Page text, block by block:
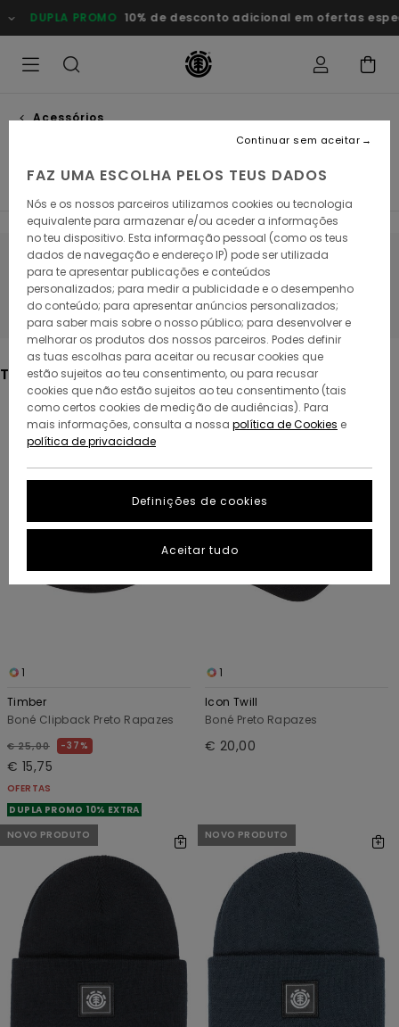
para
a
produtos
DUPLA PROMO 10% de desconto adicional em ofertas
Acessórios
Fica atento/a, os produtos voltam em
breve
Também poderás gostar
Avançar
procurar
Avançar
ordenar
1
Timber
Boné Clipback Preto Rapazes
€ 25,00 37%
€ 15,75
OFERTAS
DUPLA PROMO 10% EXTRA
1
Icon Twill
Boné Preto Rapazes
€ 20,00
NOVO PRODUTO NOVO PRODUTO
FAZ UMA ESCOLHA PELOS TEUS DADOS
Nós e os nossos parceiros utilizamos cookies ou tecnologia
equivalente para armazenar e/ou aceder a informações
no teu dispositivo. Esta informação pessoal (como os teus
dados de navegação e endereço IP) pode ser utilizada
para te apresentar publicações e conteúdos
personalizados; para medir a publicidade e o desempenho
do conteúdo; para apresentar anúncios personalizados;
para saber mais sobre o nosso público; para desenvolver e
melhorar os produtos dos nossos parceiros. Podes definir
as tuas escolhas para aceitar ou recusar cookies que
estão sujeitos ao teu consentimento, ou para recusar
cookies que não estão sujeitos ao teu consentimento (tais
como certos cookies de medição de audiências). Para
mais informações, consulta a nossa política de Cookies e
política de privacidade
Definições de cookies
Continuar sem aceitar
Aceitar tudo